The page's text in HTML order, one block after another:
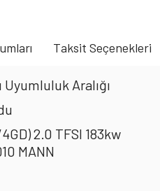
Taksit Seçenekleri
Uyumluluk Aralığı
2.0 TFSI 183kw
MANN